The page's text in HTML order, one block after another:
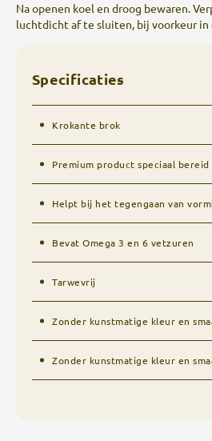
Na openen koel en droog bewaren.
luchtdicht af te sluiten, bij voorkeur
Specificaties
Krokante brok
Premium product speciaal
Helpt bij het tegengaan van
Bevat Omega 3 en 6 vetzuren
Tarwevrij
Zonder kunstmatige kleur en
Zonder kunstmatige kleur en